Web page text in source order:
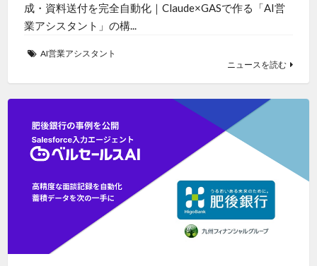
成・資料送付を完全自動化｜Claude×GASで作る「AI営
業アシスタント」の構...
AI営業アシスタント
ニュースを読む